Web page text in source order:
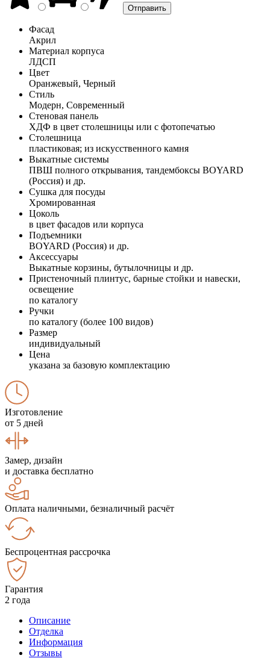
Фасад
Акрил
Материал корпуса
ЛДСП
Цвет
Оранжевый, Черный
Стиль
Модерн, Современный
Стеновая панель
ХДФ в цвет столешницы или с фотопечатью
Столешница
пластиковая; из искусственного камня
Выкатные системы
ПВШ полного открывания, тандембоксы BOYARD
(Россия) и др.
Сушка для посуды
Хромированная
Цоколь
в цвет фасадов или корпуса
Подъемники
BOYARD (Россия) и др.
Аксессуары
Выкатные корзины, бутылочницы и др.
Пристеночный плинтус, барные стойки и навески,
освещение
по каталогу
Ручки
по каталогу (более 100 видов)
Размер
индивидуальный
Цена
указана за базовую комплектацию
Изготовление
от 5 дней
Замер, дизайн
и доставка бесплатно
Оплата наличными, безналичный расчёт
Беспроцентная рассрочка
Гарантия
2 года
Описание
Отделка
Информация
Отзывы